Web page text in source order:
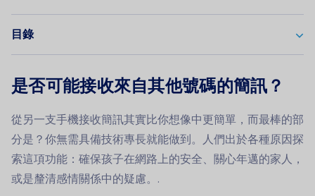
目錄
是否可能接收來自其他號碼的簡訊？
從另一支手機接收簡訊其實比你想像中更簡單，而最棒的部
分是？你無需具備技術專長就能做到。人們出於各種原因探
索這項功能：確保孩子在網路上的安全、關心年邁的家人，
或是釐清感情關係中的疑慮。.